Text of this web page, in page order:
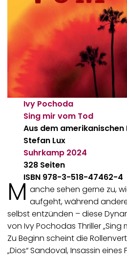
Ivy Pochoda
Sing mir vom Tod
Aus dem amerikanischen
Stefan Lux
Suhrkamp 2024
328 Seiten
ISBN 978-3-518-47462-4
M anche sehen gerne zu,
aufgeht, während
selbst entzünden – diese
von Ivy Pochodas Thriller „Sing
Zu Beginn scheint die
„Dios“ Sandoval, Insassin